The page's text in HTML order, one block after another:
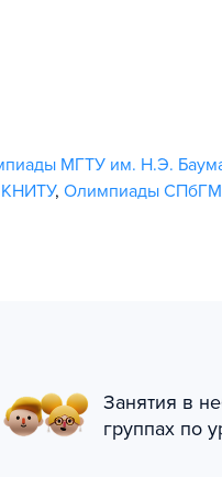
МГТУ им. Н.Э.
, Олимпиады
Занятия в
группах по